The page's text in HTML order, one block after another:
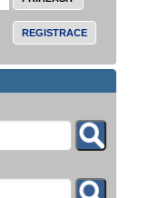
REGISTRACE